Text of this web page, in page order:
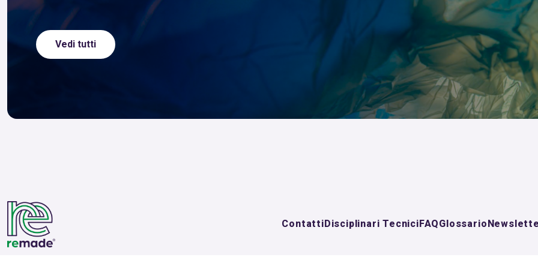
Vedi tutti
Contatti Disciplinari Tecnici FAQGlossario